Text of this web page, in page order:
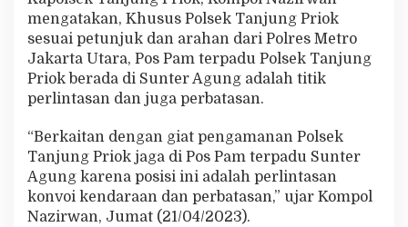
d
i
P
o
s
P
a
T
e
r
p
a
d
mengatakan, Khusus Polsek Tanjung Priok
sesuai petunjuk dan arahan dari Polres Metro
Jakarta Utara, Pos Pam terpadu Polsek Tanjung
Priok berada di Sunter Agung adalah titik
perlintasan dan juga perbatasan.
“Berkaitan dengan giat pengamanan Polsek
Tanjung Priok jaga di Pos Pam terpadu Sunter
Agung karena posisi ini adalah perlintasan
konvoi kendaraan dan perbatasan,” ujar Kompol
Nazirwan, Jumat (21/04/2023).